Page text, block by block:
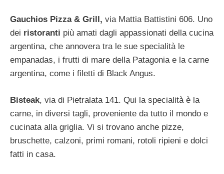
Gauchios Pizza & Grill, via Mattia Battistini 606. Uno
dei ristoranti più amati dagli appassionati della cucina
argentina, che annovera tra le sue specialità le
empanadas, i frutti di mare della Patagonia e la carne
argentina, come i filetti di Black Angus.
Bisteak, via di Pietralata 141. Qui la specialità è la
carne, in diversi tagli, proveniente da tutto il mondo e
cucinata alla griglia. Vi si trovano anche pizze,
bruschette, calzoni, primi romani, rotoli ripieni e dolci
fatti in casa.